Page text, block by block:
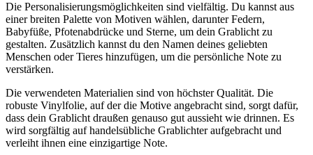
Die Personalisierungsmöglichkeiten sind vielfältig. Du kannst aus
einer breiten Palette von Motiven wählen, darunter Federn,
Babyfüße, Pfotenabdrücke und Sterne, um dein Grablicht zu
gestalten. Zusätzlich kannst du den Namen deines geliebten
Menschen oder Tieres hinzufügen, um die persönliche Note zu
verstärken.
Die verwendeten Materialien sind von höchster Qualität. Die
robuste Vinylfolie, auf der die Motive angebracht sind, sorgt dafür,
dass dein Grablicht draußen genauso gut aussieht wie drinnen. Es
wird sorgfältig auf handelsübliche Grablichter aufgebracht und
verleiht ihnen eine einzigartige Note.